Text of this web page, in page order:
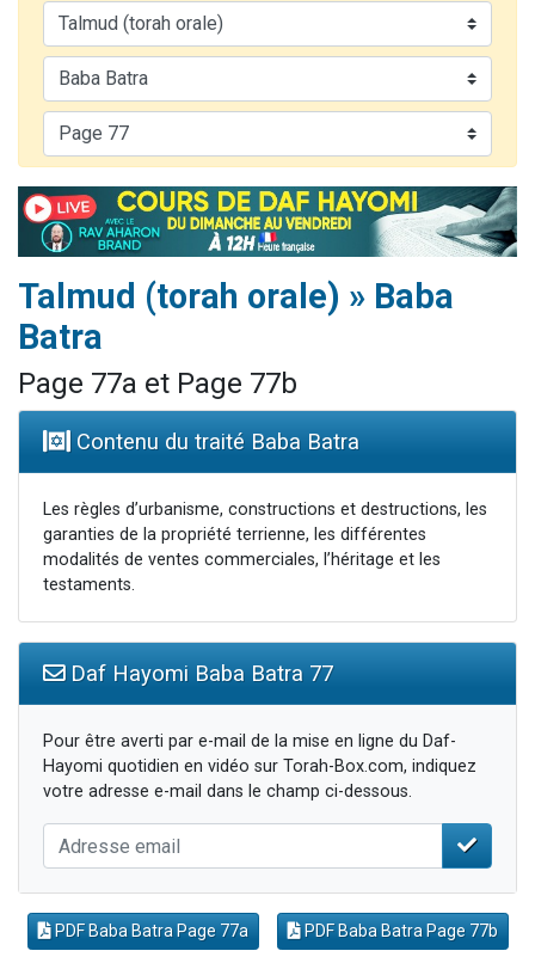
3 personnes viennent de nous rejoindre sur WhatsApp
11 personnes viennent de demander une bénédiction
3 personnes viennent de faire un don pour Diane, 80 ans, dans un appartement insalubre
5 personnes viennent de faire un don pour Reloger Rivka, 6 enfants, victime de violences...
Talmud (torah orale) » Baba
Batra
Page 77a et Page 77b
Contenu du traité Baba Batra
Les règles d’urbanisme, constructions et destructions, les
garanties de la propriété terrienne, les différentes
modalités de ventes commerciales, l’héritage et les
testaments.
Daf Hayomi Baba Batra 77
Pour être averti par e-mail de la mise en ligne du Daf-
Hayomi quotidien en vidéo sur Torah-Box.com, indiquez
votre adresse e-mail dans le champ ci-dessous.
PDF Baba Batra Page 77a PDF Baba Batra Page 77b